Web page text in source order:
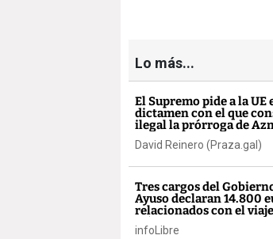
Lo más...
El Supremo pide a la UE
dictamen con el que
ilegal la prórroga de
AP-9
David Reinero (Praza.gal)
Tres cargos del
Ayuso declaran 14.800
relacionados con el
México
infoLibre